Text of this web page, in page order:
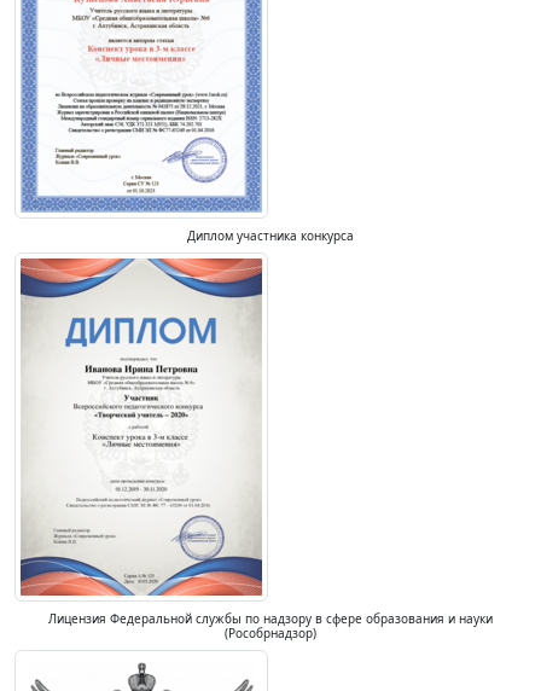
Диплом участника конкурса
Лицензия Федеральной службы по надзору в сфере образования и науки
(Рособрнадзор)